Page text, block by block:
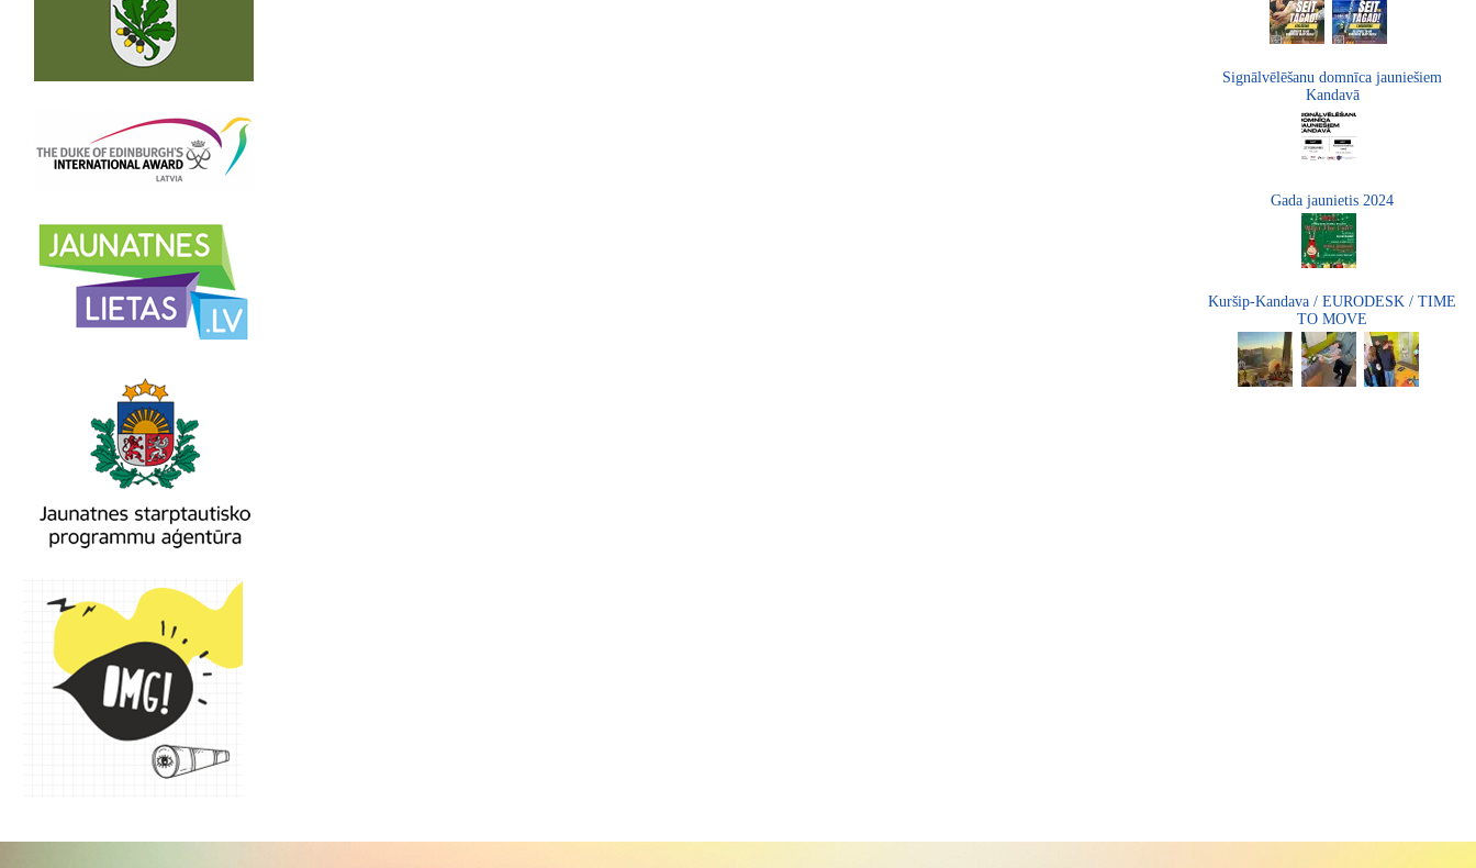
Signālvēlēšanu domnīca jauniešiem
Kandavā
Gada jaunietis 2024
Kuršip-Kandava / EURODESK / TIME
TO MOVE